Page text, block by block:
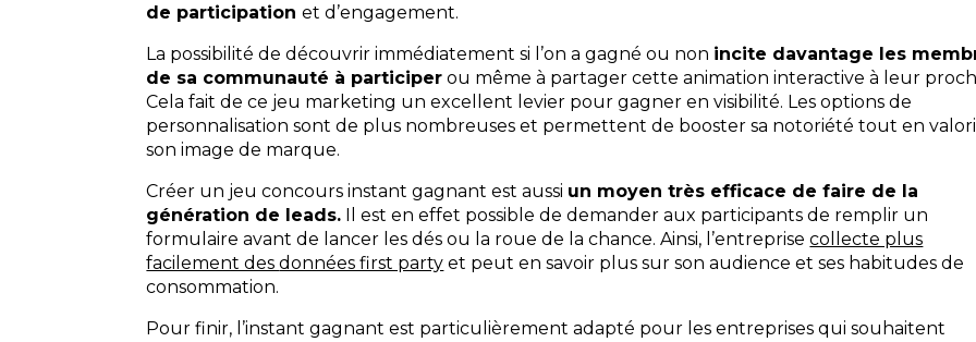
de participationet d’engagement.
La possibilité de découvrir immédiatement si l’on a gagné ou non incite davantage les
de sa communauté à participer ou même à partager cette animation interactive à leur
Cela fait de ce jeu marketing un excellent levier pour gagner en visibilité. Les options de
personnalisation sont de plus nombreuses et permettent de booster sa notoriété tout en
son image de marque.
Créer un jeu concours instant gagnant est aussi un moyen très efficace de faire de la
génération de leads. Il est en effet possible de demander aux participants de remplir un
formulaire avant de lancer les dés ou la roue de la chance. Ainsi, l’entreprisecollecte plus
facilement desdonnées first party et peut en savoir plus sur son audience et ses habitudes de
consommation.
Pour finir, l’instant gagnant est particulièrement adapté pour les entreprises qui souhaitent